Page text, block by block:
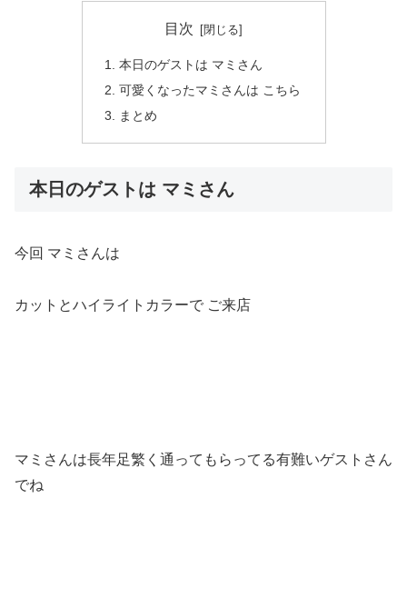
目次
本日のゲストは マミさん
可愛くなったマミさんは こちら
まとめ
本日のゲストは マミさん
今回 マミさんは
カットとハイライトカラーで ご来店
マミさんは長年足繁く通ってもらってる有難いゲストさん
でね